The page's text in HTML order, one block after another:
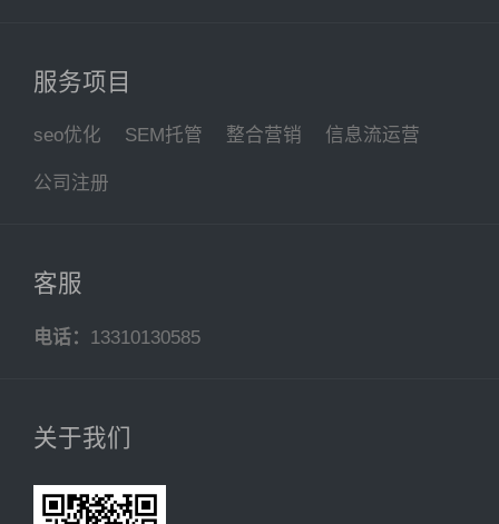
服务项目
seo优化 SEM托管 整合营销 信息流运营
公司注册
客服
电话： 13310130585
关于我们